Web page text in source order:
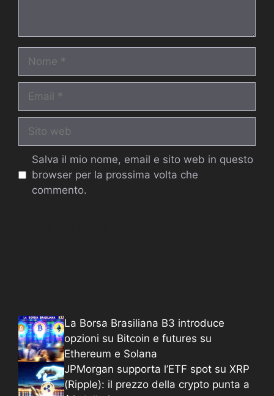
web
Salva il mio nome, email e sito web in questo
browser per la prossima volta che
commento.
La Borsa Brasiliana B3 introduce
opzioni su Bitcoin e futures su
Ethereum e Solana
JPMorgan supporta l’ETF spot su XRP
(Ripple): il prezzo della crypto punta a